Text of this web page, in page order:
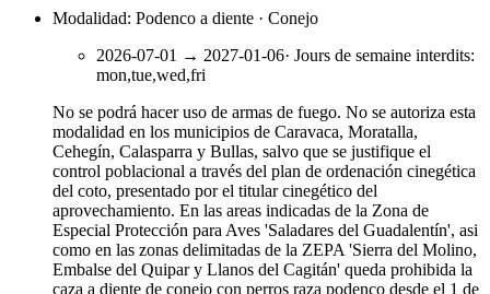
Modalidad: Podenco a diente · Conejo
2026-07-01 → 2027-01-06· Jours de semaine interdits:
mon,tue,wed,fri
No se podrá hacer uso de armas de fuego. No se autoriza esta
modalidad en los municipios de Caravaca, Moratalla,
Cehegín, Calasparra y Bullas, salvo que se justifique el
control poblacional a través del plan de ordenación cinegética
del coto, presentado por el titular cinegético del
aprovechamiento. En las areas indicadas de la Zona de
Especial Protección para Aves 'Saladares del Guadalentín', asi
como en las zonas delimitadas de la ZEPA 'Sierra del Molino,
Embalse del Quipar y Llanos del Cagitán' queda prohibida la
caza a diente de conejo con perros raza podenco desde el 1 de